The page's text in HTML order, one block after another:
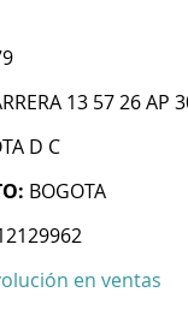
13 57 26 AP
D C
BOGOTA
en ventas